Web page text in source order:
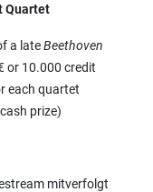
Quartet
a lateBeethoven
or 10.000 credit
each quartet
prize)
mitverfolgt